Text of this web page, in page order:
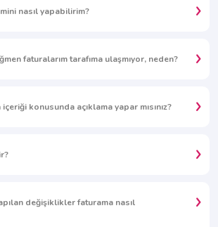
nasıl yapabilirim?
faturalarım tarafıma ulaşmıyor, neden?
konusunda açıklama yapar mısınız?
değişiklikler faturama nasıl